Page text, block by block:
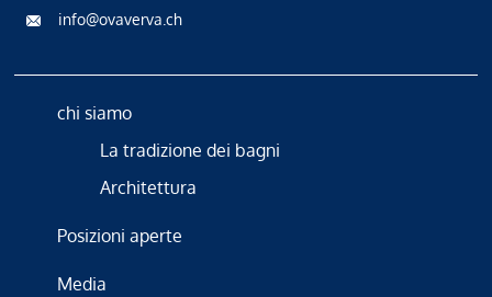
info@ovaverva.ch
chi siamo
La tradizione dei bagni
Architettura
Posizioni aperte
Media